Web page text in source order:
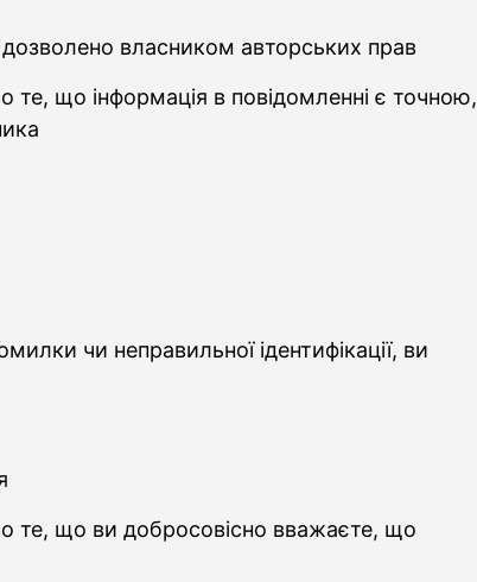
власником авторських прав
те, що інформація в повідомленні є точною,
чи неправильної ідентифікації, ви
те, що ви добросовісно вважаєте, що